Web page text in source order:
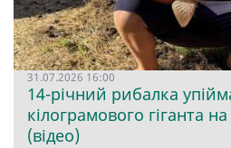
31.07.2026 16:00
14-річний рибалка
кілограмового гіганта
(відео)